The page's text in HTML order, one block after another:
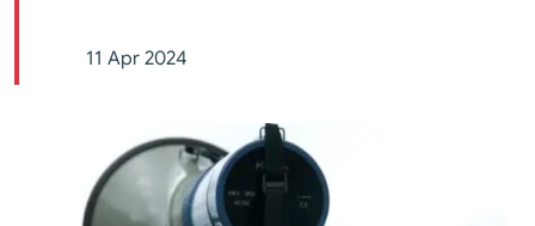
11 Apr 2024